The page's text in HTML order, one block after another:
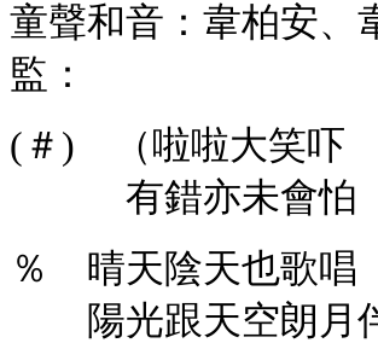
童聲和音：韋柏安、
監：
(＃) （啦啦大笑吓
有錯亦未會怕
％ 晴天陰天也歌唱
陽光跟天空朗月